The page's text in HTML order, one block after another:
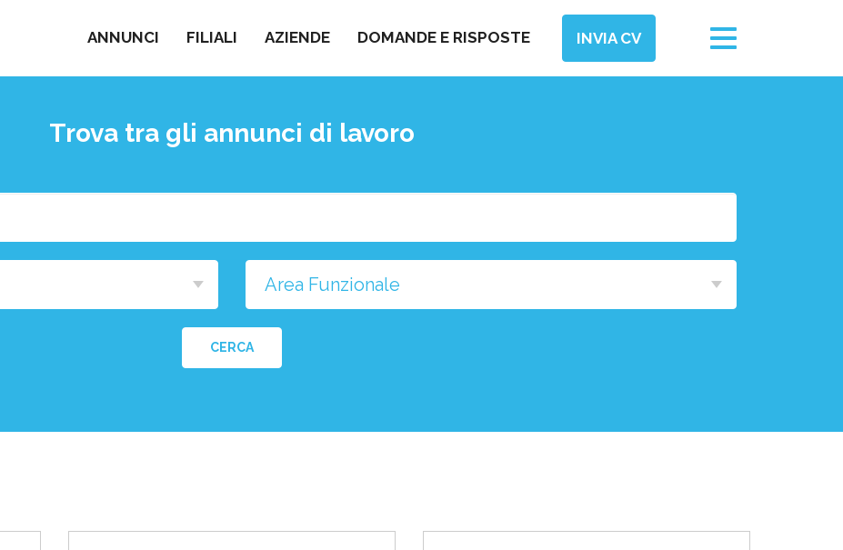
ANNUNCI FILIALI AZIENDE DOMANDE E RISPOSTE INVIA CV
Toggle
navigation
Trova tra gli annunci di lavoro
stai
cercando?
Funzionale
CERCA